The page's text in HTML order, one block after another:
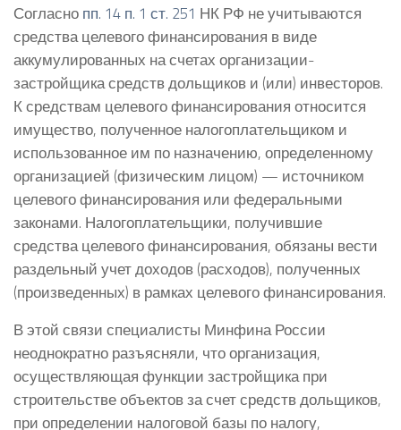
Согласно пп. 14 п. 1 ст. 251 НК РФ не учитываются
средства целевого финансирования в виде
аккумулированных на счетах организации-
застройщика средств дольщиков и (или) инвесторов.
К средствам целевого финансирования относится
имущество, полученное налогоплательщиком и
использованное им по назначению, определенному
организацией (физическим лицом) — источником
целевого финансирования или федеральными
законами. Налогоплательщики, получившие
средства целевого финансирования, обязаны вести
раздельный учет доходов (расходов), полученных
(произведенных) в рамках целевого финансирования.
В этой связи специалисты Минфина России
неоднократно разъясняли, что организация,
осуществляющая функции застройщика при
строительстве объектов за счет средств дольщиков,
при определении налоговой базы по налогу,